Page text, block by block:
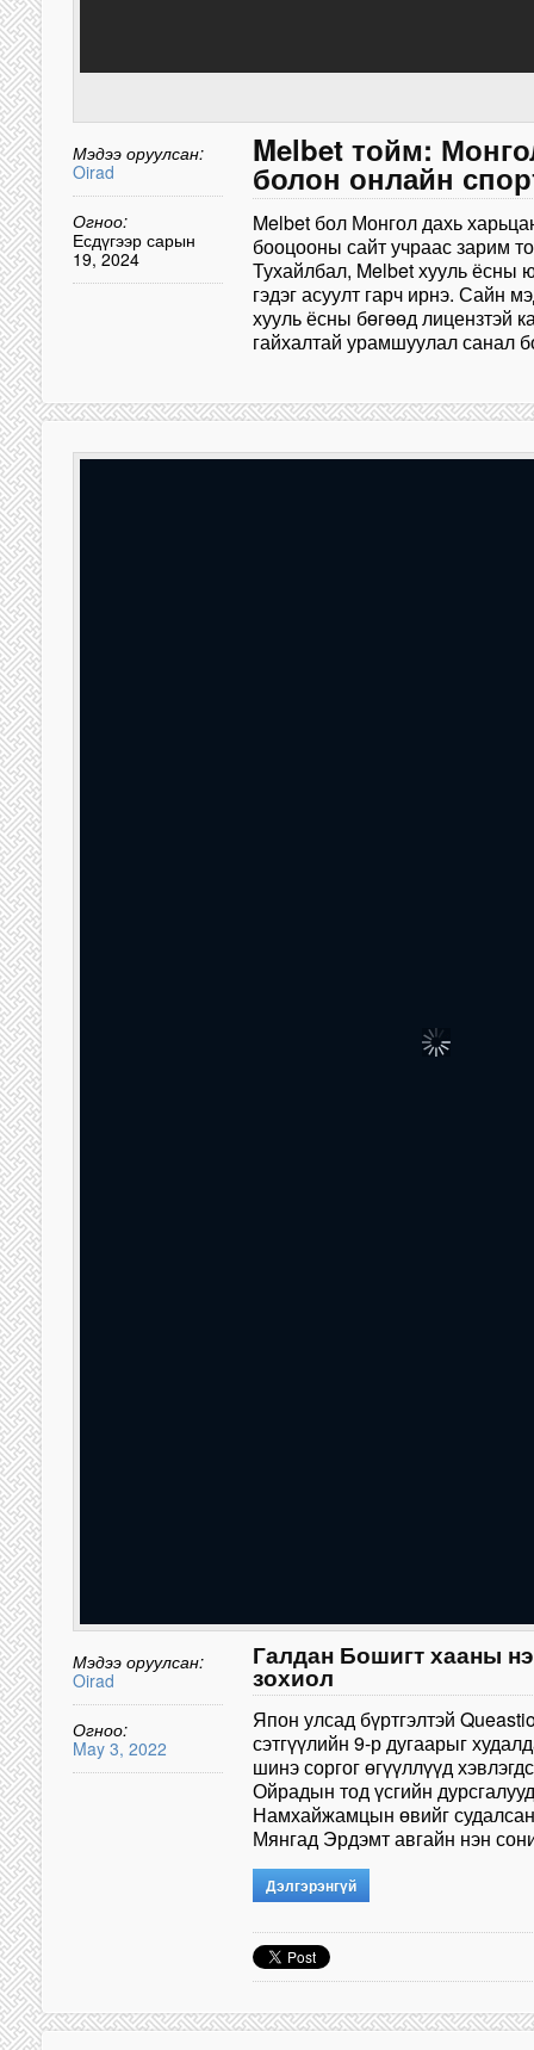
Мэдээ оруулсан:
Oirad
Огноо:
Есдүгээр сарын
19, 2024
Melbet тойм:
болон онлайн
Melbet бол Монгол дахь
бооцооны сайт учраас зарим
Тухайлбал, Melbet хууль ёсны
гэдэг асуулт гарч ирнэ. Сайн
хууль ёсны бөгөөд лицензтэй
гайхалтай урамшуулал санал
Мэдээ оруулсан:
Oirad
Огноо:
May 3, 2022
Галдан Бошигт хааны
зохиол
Япон улсад бүртгэлтэй
сэтгүүлийн 9-р дугаарыг
шинэ соргог өгүүллүүд
Ойрадын тод үсгийн
Намхайжамцын өвийг
Мянгад Эрдэмт авгайн нэн
Дэлгэрэнгүй